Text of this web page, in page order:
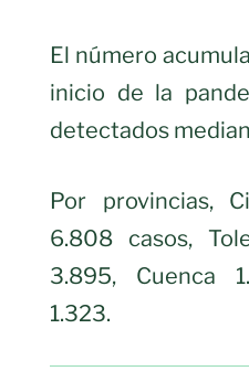
El número
inicio de la
detectados
Por provincias,
6.808 casos,
3.895, Cuenca
1.323.